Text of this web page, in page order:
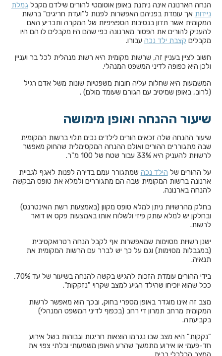
הנחה הארנונה אינה ניתנת באופן אוטומטי להורים שילדם מקבלגמלת
ניידות אך עומדת בפניהם האפשרות לפנות ל"ועדת חריגים" ברשות
המקומית אשר תדון בנסיבות הספציפיות של המקרה ותכריע האם
להעניק להורים את הפטור מארנונה כפי שהם היו מקבלים לו הם היו
מקבלים קצבת ילד נכה עבורו.
חשוב לציין בעניין זה, שרשות מקומית היא רשות מנהלית לכל בר ועניין
ולכן היא כפופה לדיני המשפט המנהלי.
המשמעות היא שחלות עליה חובות משפטיות שונות משל אדם רגיל
(לרוב, באופן שמיטיב עם הגורם שעומד מולם) .
שיעור ההנחה ואופן מימושה
שיעור ההנחה שלה זכאים הורים לילדים נכים תלוי ברשות המקומית
שבה מתגוררים ההורים ואולם ההנחה המקסימלית שהחוק מאפשר
לרשויות להעניק היא 33% עבור שטח של 100 מ"ר.
על ההורים של הילד נכה שמתגורר עמם בדירה לפנות לאגף לגביית
ארנונה ברשות המקומית שבה הם מתגוררים ולמלא את טופס הבקשה
להנחה בארנונה.
בחלק מהרשויות ניתן למלא טופס מקוון (באמצעות רשת האינטרנט)
ובחלקן יש למלא עותק פיזי ולשלוח אותו באמצעות פקס או דואר
לרשות.
ישנן רשויות מסוימות שמאפשרות אף לקבל הנחה רטרואקטיבית
(במגבלות מסוימות) וגם על כך יש לברר עם הרשות המקומית את
תנאיה.
בידי ההורים עומדת הזכות להגיש בקשה להנחה בשיעור של עד 70%,
ככל שהוא יוכיחו שהילד הגיע למצב שקרוי "נזקקות".
מצב זה אינו מוגדר באופן מספרי בחוק, ובכך הוא מאפשר לרשות
המקומית מרחב תמרון די רחב (בכפוף לדיני המשפט המנהלי)
בקביעתה.
"נקקות" היא מצב שבו נגרמו הוצאות חריגות וגבוהות בשל אירוע
חד-פעמי או אירוע מתמשך שהרע האופן משמעותי ובלתי צפוי את